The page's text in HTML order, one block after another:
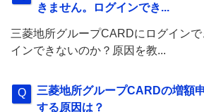
きません。ログインでき...
三菱地所グループCARDにログイン
インできないのか？原因を教...
三菱地所グループCARDの増額
する原因は？